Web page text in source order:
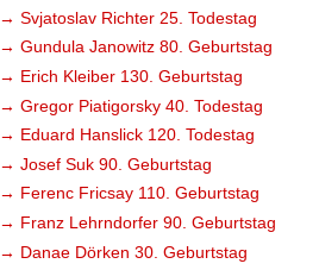
→ Svjatoslav Richter 25. Todestag
→ Gundula Janowitz 80. Geburtstag
→ Erich Kleiber 130. Geburtstag
→ Gregor Piatigorsky 40. Todestag
→ Eduard Hanslick 120. Todestag
→ Josef Suk 90. Geburtstag
→ Ferenc Fricsay 110. Geburtstag
→ Franz Lehrndorfer 90. Geburtstag
→ Danae Dörken 30. Geburtstag